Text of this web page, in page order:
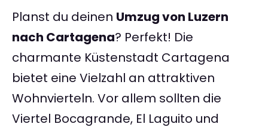
Planst du deinen Umzug von Luzern
nach Cartagena? Perfekt! Die
charmante Küstenstadt Cartagena
bietet eine Vielzahl an attraktiven
Wohnvierteln. Vor allem sollten die
Viertel Bocagrande, El Laguito und